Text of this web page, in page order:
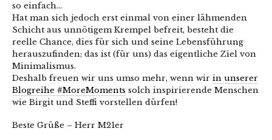
so einfach…
Hat man sich jedoch erst einmal von einer lähmenden
Schicht aus unnötigem Krempel befreit, besteht die
reelle Chance, dies für sich und seine Lebensführung
herauszufinden; das ist (für uns) das eigentliche Ziel von
Minimalismus.
Deshalb freuen wir uns umso mehr, wenn wir in unserer
Blogreihe #MoreMoments solch inspirierende Menschen
wie Birgit und Steffi vorstellen dürfen!
Beste Grüße – Herr M21er